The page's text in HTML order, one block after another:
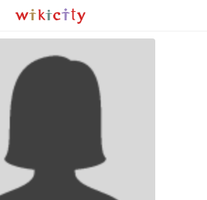
Викисити